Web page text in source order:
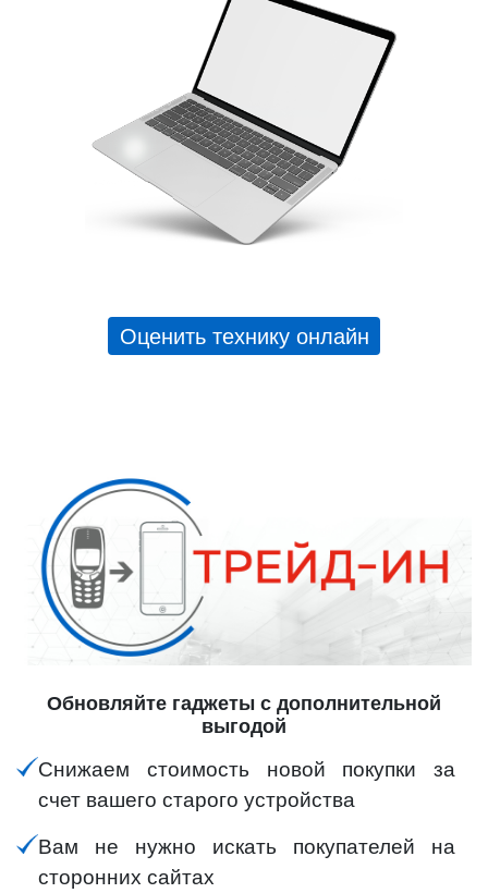
Оценить технику онлайн
Обновляйте гаджеты с дополнительной
выгодой
Снижаем стоимость новой покупки за
счет вашего старого устройства
Вам не нужно искать покупателей на
сторонних сайтах